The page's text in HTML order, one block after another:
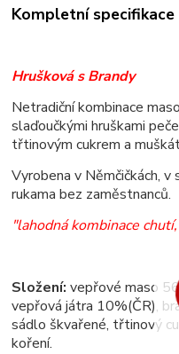
Kompletní specifikace
Hrušková s Brandy
Netradiční kombinace
slaďoučkými hruškami
třtinovým cukrem a
Vyrobena v Němčičkách, v
rukama bez zaměstnanců.
"lahodná kombinace
Složení: vepřové maso
vepřová játra 10%(ČR),
sádlo škvařené, třtinový
koření.